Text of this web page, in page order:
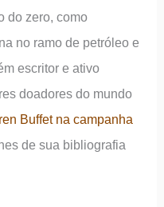
do zero, como
no ramo de petróleo e
escritor e ativo
doadores do mundo
Buffet na campanha
de sua bibliografia